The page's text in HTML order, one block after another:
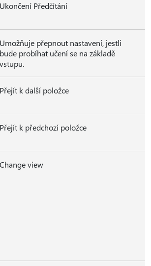
Ukončení Předčítání
Umožňuje přepnout nastavení, jestli
bude probíhat učení se na základě
vstupu.
Přejít k další položce
Přejít k předchozí položce
Change view